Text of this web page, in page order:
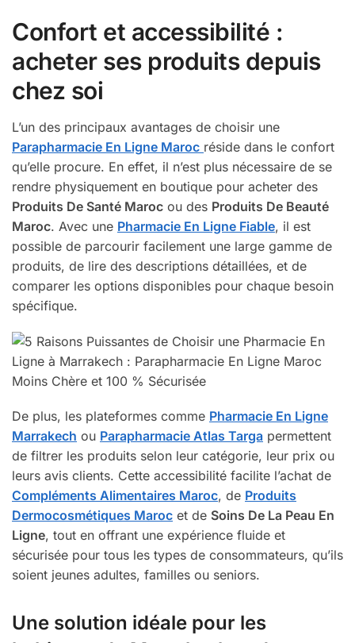
Confort et accessibilité :
acheter ses produits depuis
chez soi
L’un des principaux avantages de choisir une
Parapharmacie En Ligne Maroc réside dans le confort
qu’elle procure. En effet, il n’est plus nécessaire de se
rendre physiquement en boutique pour acheter des
Produits De Santé Maroc ou des Produits De Beauté
Maroc. Avec une Pharmacie En Ligne Fiable, il est
possible de parcourir facilement une large gamme de
produits, de lire des descriptions détaillées, et de
comparer les options disponibles pour chaque besoin
spécifique.
De plus, les plateformes comme Pharmacie En Ligne
Marrakech ou Parapharmacie Atlas Targa permettent
de filtrer les produits selon leur catégorie, leur prix ou
leurs avis clients. Cette accessibilité facilite l’achat de
Compléments Alimentaires Maroc, de Produits
Dermocosmétiques Maroc et de Soins De La Peau En
Ligne, tout en offrant une expérience fluide et
sécurisée pour tous les types de consommateurs, qu’ils
soient jeunes adultes, familles ou seniors.
Une solution idéale pour les